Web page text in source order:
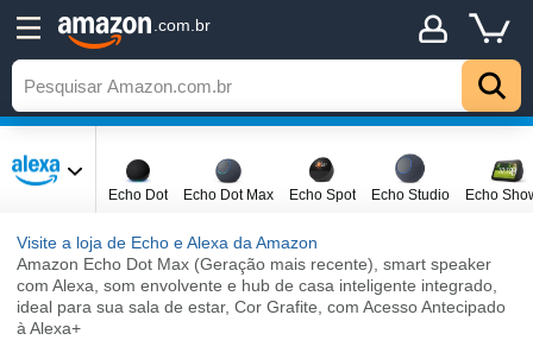
.com.br
Echo Dot Echo Dot Max Echo Spot Echo Studio Echo
Visite a loja de Echo e Alexa da Amazon
Amazon Echo Dot Max (Geração mais recente), smart speaker
com Alexa, som envolvente e hub de casa inteligente integrado,
ideal para sua sala de estar, Cor Grafite, com Acesso Antecipado
à Alexa+